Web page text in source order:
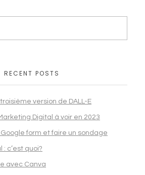
RECENT POSTS
version de DALL-E
Digital à voir en 2023
form et faire un sondage
c’est quoi?
avec Canva